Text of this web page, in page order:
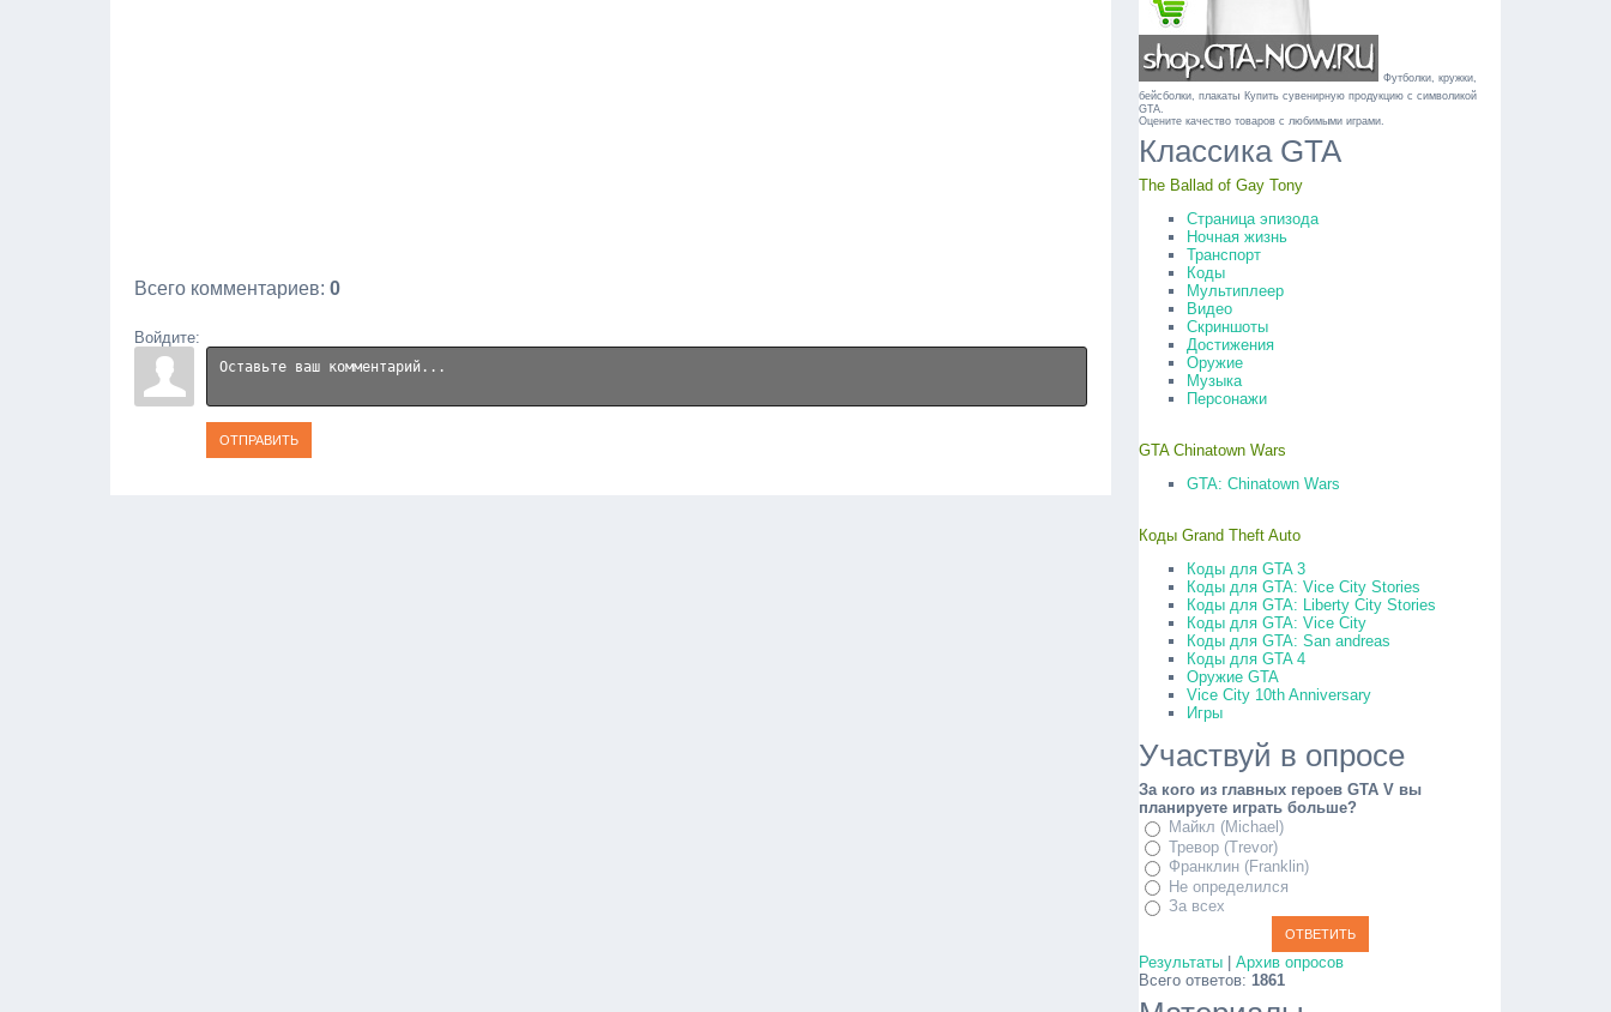
Всего комментариев: 0
Войдите:
ОТПРАВИТЬ
Футболки, кружки,
бейсболки, плакаты Купить сувенирную продукцию с символикой
GTA.
Оцените качество товаров с любимыми играми.
Классика GTA
The Ballad of Gay Tony
Страница эпизода
Ночная жизнь
Транспорт
Коды
Мультиплеер
Видео
Скриншоты
Достижения
Оружие
Музыка
Персонажи
GTA Chinatown Wars
GTA: Chinatown Wars
Коды Grand Theft Auto
Коды для GTA 3
Коды для GTA: Vice City Stories
Коды для GTA: Liberty City Stories
Коды для GTA: Vice City
Коды для GTA: San andreas
Коды для GTA 4
Оружие GTA
Vice City 10th Anniversary
Игры
Участвуй в опросе
За кого из главных героев GTA V вы
планируете играть больше?
Майкл (Michael)
Тревор (Trevor)
Франклин (Franklin)
Не определился
За всех
Результаты |Архив опросов
Всего ответов: 1861